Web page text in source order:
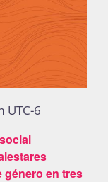
género en tres
UTC-6